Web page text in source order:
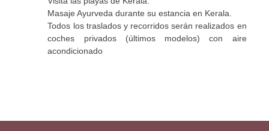
Masaje Ayurveda durante su estancia en Kerala.
Todos los traslados y recorridos serán realizados en
coches privados (últimos modelos) con aire
acondicionado